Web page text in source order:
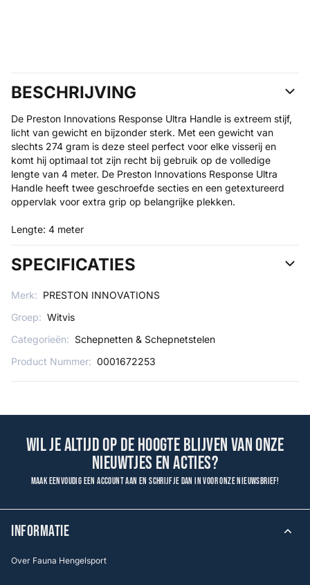
BESCHRIJVING
De Preston Innovations Response Ultra Handle is extreem stijf,
licht van gewicht en bijzonder sterk. Met een gewicht van
slechts 274 gram is deze steel perfect voor elke visserij en
komt hij optimaal tot zijn recht bij gebruik op de volledige
lengte van 4 meter. De Preston Innovations Response Ultra
Handle heeft twee geschroefde secties en een getextureerd
oppervlak voor extra grip op belangrijke plekken.
Lengte: 4 meter
SPECIFICATIES
Merk: PRESTON INNOVATIONS
Groep: Witvis
Categorieën: Schepnetten & Schepnetstelen
Product Nummer: 0001672253
Wil je altijd op de hoogte blijven van onze
nieuwtjes en acties?
Maak eenvoudig een account aan en schrijf je dan in voor onze nieuwsbrief!
INFORMATIE
Over Fauna Hengelsport